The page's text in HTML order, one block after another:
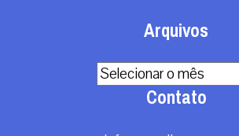
Arquivos
Arquivos
Contato